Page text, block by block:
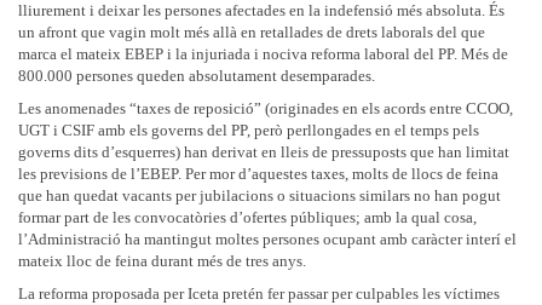
lliurement i deixar les persones afectades en la indefensió més absoluta. És
un afront que vagin molt més allà en retallades de drets laborals del que
marca el mateix EBEP i la injuriada i nociva reforma laboral del PP. Més de
800.000 persones queden absolutament desemparades.
Les anomenades “taxes de reposició” (originades en els acords entre CCOO,
UGT i CSIF amb els governs del PP, però perllongades en el temps pels
governs dits d’esquerres) han derivat en lleis de pressuposts que han limitat
les previsions de l’EBEP. Per mor d’aquestes taxes, molts de llocs de feina
que han quedat vacants per jubilacions o situacions similars no han pogut
formar part de les convocatòries d’ofertes públiques; amb la qual cosa,
l’Administració ha mantingut moltes persones ocupant amb caràcter interí el
mateix lloc de feina durant més de tres anys.
La reforma proposada per Iceta pretén fer passar per culpables les víctimes